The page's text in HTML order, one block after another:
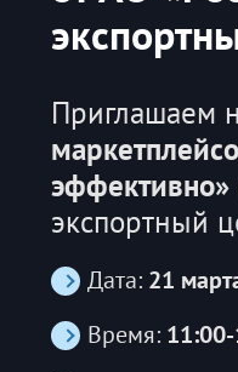
Приглашаем
эффективно»
экспортный
Дата: 21
Время: